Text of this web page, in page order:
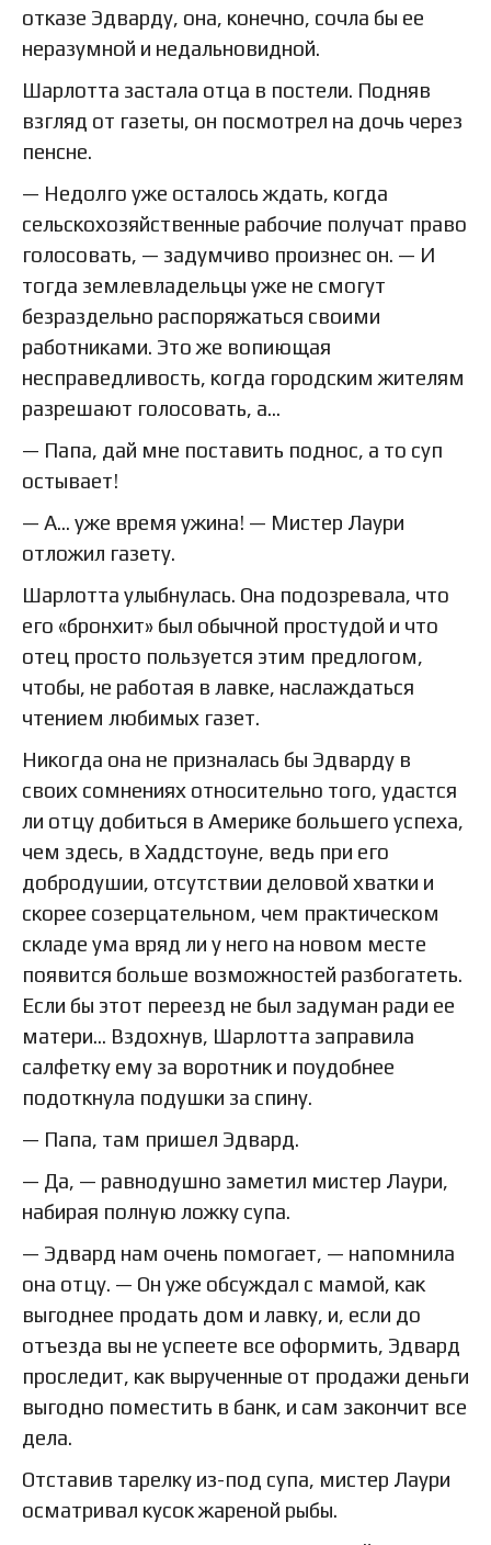
отказе Эдварду, она, конечно, сочла бы ее
неразумной и недальновидной.
Шарлотта застала отца в постели. Подняв
взгляд от газеты, он посмотрел на дочь через
пенсне.
— Недолго уже осталось ждать, когда
сельскохозяйственные рабочие получат право
голосовать, — задумчиво произнес он. — И
тогда землевладельцы уже не смогут
безраздельно распоряжаться своими
работниками. Это же вопиющая
несправедливость, когда городским жителям
разрешают голосовать, а…
— Папа, дай мне поставить поднос, а то суп
остывает!
— А… уже время ужина! — Мистер Лаури
отложил газету.
Шарлотта улыбнулась. Она подозревала, что
его «бронхит» был обычной простудой и что
отец просто пользуется этим предлогом,
чтобы, не работая в лавке, наслаждаться
чтением любимых газет.
Никогда она не призналась бы Эдварду в
своих сомнениях относительно того, удастся
ли отцу добиться в Америке большего успеха,
чем здесь, в Хаддстоуне, ведь при его
добродушии, отсутствии деловой хватки и
скорее созерцательном, чем практическом
складе ума вряд ли у него на новом месте
появится больше возможностей разбогатеть.
Если бы этот переезд не был задуман ради ее
матери… Вздохнув, Шарлотта заправила
салфетку ему за воротник и поудобнее
подоткнула подушки за спину.
— Папа, там пришел Эдвард.
— Да, — равнодушно заметил мистер Лаури,
набирая полную ложку супа.
— Эдвард нам очень помогает, — напомнила
она отцу. — Он уже обсуждал с мамой, как
выгоднее продать дом и лавку, и, если до
отъезда вы не успеете все оформить, Эдвард
проследит, как вырученные от продажи деньги
выгодно поместить в банк, и сам закончит все
дела.
Отставив тарелку из-под супа, мистер Лаури
осматривал кусок жареной рыбы.